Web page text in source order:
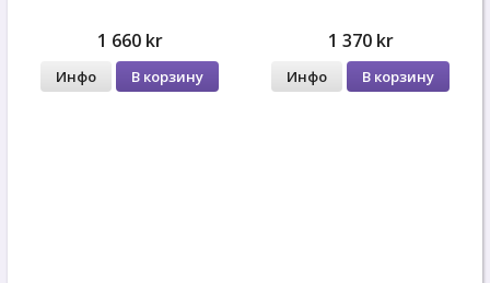
1 660 kr
Инфо В корзину
1 370 kr
Инфо В корзину